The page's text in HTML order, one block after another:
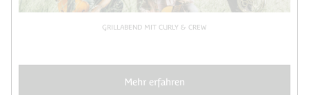
GRILLABEND MIT CURLY & CREW
Mehr erfahren